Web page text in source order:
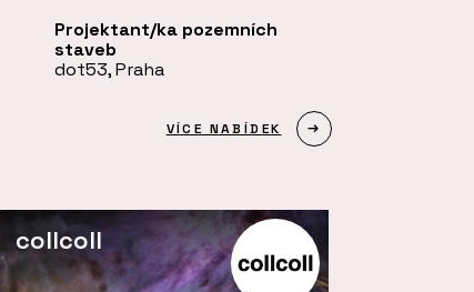
Projektant/ka pozemních
staveb
dot53, Praha
VÍCE NABÍDEK
collcoll